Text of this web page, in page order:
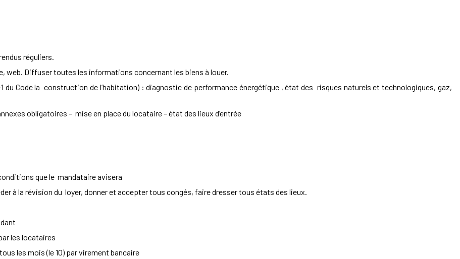
réguliers.
Diffuser toutes les informations concernant les biens à louer.
du Code la construction de l’habitation) : diagnostic de performance énergétique , état des risques naturels et technologiques, gaz,
obligatoires – mise en place du locataire – état des lieux d’entrée
que le mandataire avisera
à la révision du loyer, donner et accepter tous congés, faire dresser tous états des lieux.
les locataires
les mois (le 10) par virement bancaire